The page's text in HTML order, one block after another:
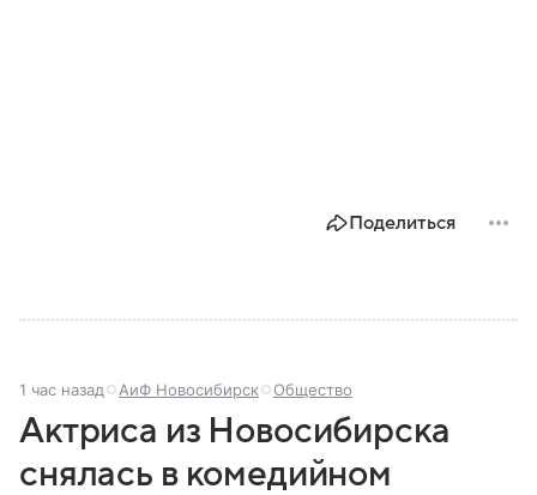
Поделиться
1 час назад АиФ Новосибирск Общество
Актриса из Новосибирска
снялась в комедийном